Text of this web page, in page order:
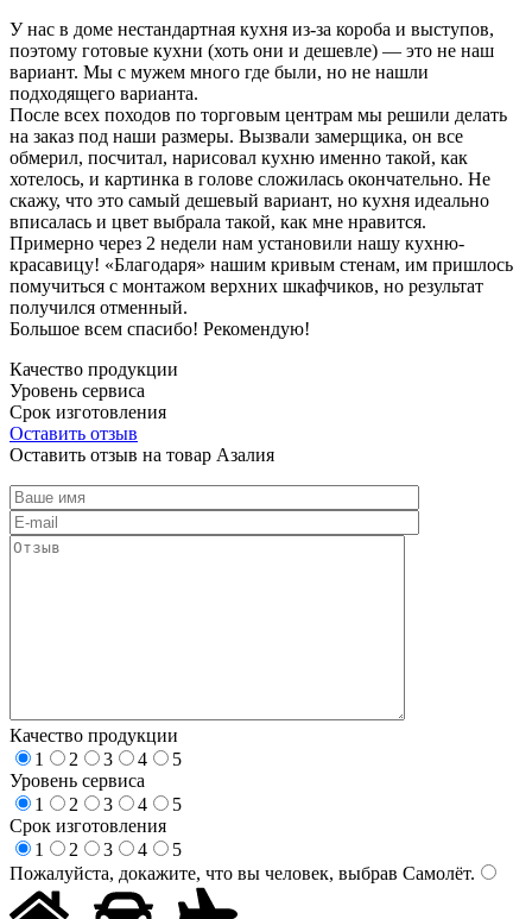
У нас в доме нестандартная кухня из-за короба и выступов,
поэтому готовые кухни (хоть они и дешевле) — это не наш
вариант. Мы с мужем много где были, но не нашли
подходящего варианта.
После всех походов по торговым центрам мы решили делать
на заказ под наши размеры. Вызвали замерщика, он все
обмерил, посчитал, нарисовал кухню именно такой, как
хотелось, и картинка в голове сложилась окончательно. Не
скажу, что это самый дешевый вариант, но кухня идеально
вписалась и цвет выбрала такой, как мне нравится.
Примерно через 2 недели нам установили нашу кухню-
красавицу! «Благодаря» нашим кривым стенам, им пришлось
помучиться с монтажом верхних шкафчиков, но результат
получился отменный.
Большое всем спасибо! Рекомендую!
Качество продукции
Уровень сервиса
Срок изготовления
Оставить отзыв
Оставить отзыв на товар Азалия
Качество продукции
1
2 3 4
5
Уровень сервиса
1
2 3 4
5
Срок изготовления
1
2 3 4
5
Пожалуйста, докажите, что вы человек, выбрав Самолёт.